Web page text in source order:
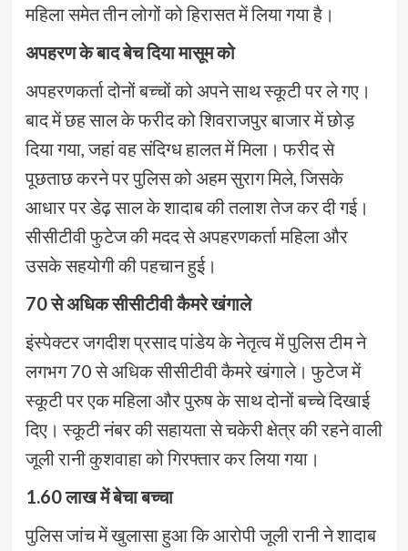
महिला समेत तीन लोगों को हिरासत में लिया गया है।
अपहरण के बाद बेच दिया मासूम को
अपहरणकर्ता दोनों बच्चों को अपने साथ स्कूटी पर ले गए।
बाद में छह साल के फरीद को शिवराजपुर बाजार में छोड़
दिया गया, जहां वह संदिग्ध हालत में मिला। फरीद से
पूछताछ करने पर पुलिस को अहम सुराग मिले, जिसके
आधार पर डेढ़ साल के शादाब की तलाश तेज कर दी गई।
सीसीटीवी फुटेज की मदद से अपहरणकर्ता महिला और
उसके सहयोगी की पहचान हुई।
70 से अधिक सीसीटीवी कैमरे खंगाले
इंस्पेक्टर जगदीश प्रसाद पांडेय के नेतृत्व में पुलिस टीम ने
लगभग 70 से अधिक सीसीटीवी कैमरे खंगाले। फुटेज में
स्कूटी पर एक महिला और पुरुष के साथ दोनों बच्चे दिखाई
दिए। स्कूटी नंबर की सहायता से चकेरी क्षेत्र की रहने वाली
जूली रानी कुशवाहा को गिरफ्तार कर लिया गया।
1.60 लाख में बेचा बच्चा
पुलिस जांच में खुलासा हुआ कि आरोपी जूली रानी ने शादाब